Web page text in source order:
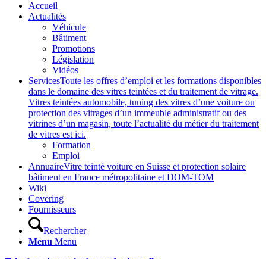
Accueil
Actualités
Véhicule
Bâtiment
Promotions
Législation
Vidéos
ServicesToute les offres d’emploi et les formations disponibles
dans le domaine des vitres teintées et du traitement de vitrage.
Vitres teintées automobile, tuning des vitres d’une voiture ou
protection des vitrages d’un immeuble administratif ou des
vitrines d’un magasin, toute l’actualité du métier du traitement
de vitres est ici.
Formation
Emploi
AnnuaireVitre teinté voiture en Suisse et protection solaire
bâtiment en France métropolitaine et DOM-TOM
Wiki
Covering
Fournisseurs
Rechercher
Menu Menu